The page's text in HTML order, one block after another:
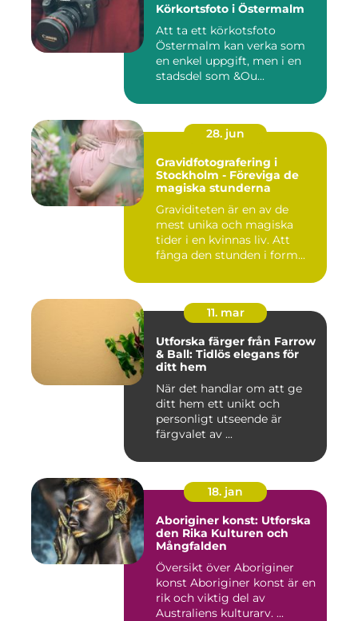
Körkortsfoto i Östermalm
Att ta ett körkotsfoto
Östermalm kan verka som
en enkel uppgift, men i en
stadsdel som &Ou...
28. jun
Gravidfotografering i
Stockholm - Föreviga de
magiska stunderna
Graviditeten är en av de
mest unika och magiska
tider i en kvinnas liv. Att
fånga den stunden i form...
11. mar
Utforska färger från Farrow
& Ball: Tidlös elegans för
ditt hem
När det handlar om att ge
ditt hem ett unikt och
personligt utseende är
färgvalet av ...
18. jan
Aboriginer konst: Utforska
den Rika Kulturen och
Mångfalden
Översikt över Aboriginer
konst Aboriginer konst är en
rik och viktig del av
Australiens kulturarv. ...